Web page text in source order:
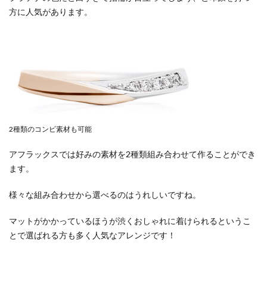
方に人気があります。
2種類のコンビ素材も可能
アフラックスでは好みの素材を2種類組み合わせて作ることができ
ます。
様々な組み合わせから選べるのはうれしいですね。
マットがかかっているほうが渋くおしゃれに着けられるというこ
とで選ばれる方も多く人気なアレンジです！